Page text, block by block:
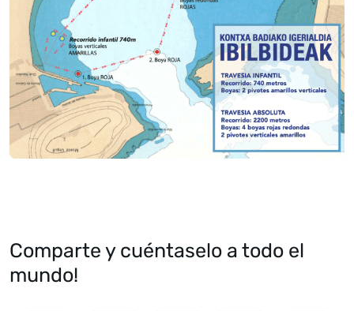
Comparte y cuéntaselo a todo el
mundo!